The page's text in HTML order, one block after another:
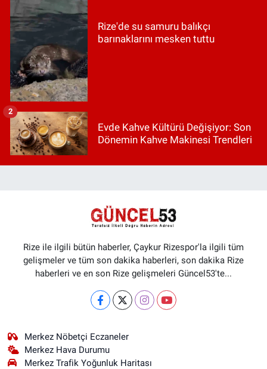
Rize'de su samuru balıkçı
barınaklarını mesken tuttu
Evde Kahve Kültürü Değişiyor: Son
Dönemin Kahve Makinesi Trendleri
2
Rize ile ilgili bütün haberler, Çaykur Rizespor'la ilgili tüm
gelişmeler ve tüm son dakika haberleri, son dakika Rize
haberleri ve en son Rize gelişmeleri Güncel53'te...
Merkez Nöbetçi Eczaneler
Merkez Hava Durumu
Merkez Trafik Yoğunluk Haritası